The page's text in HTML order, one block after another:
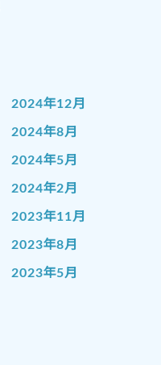
2024年12月
2024年8月
2024年5月
2024年2月
2023年11月
2023年8月
2023年5月